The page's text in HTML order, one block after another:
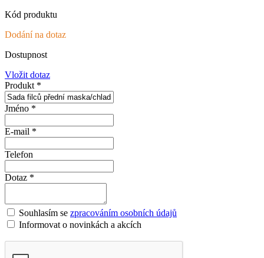
Kód produktu
Dodání na dotaz
Dostupnost
Vložit dotaz
Produkt *
Jméno *
E-mail *
Telefon
Dotaz *
Souhlasím se zpracováním osobních údajů
Informovat o novinkách a akcích